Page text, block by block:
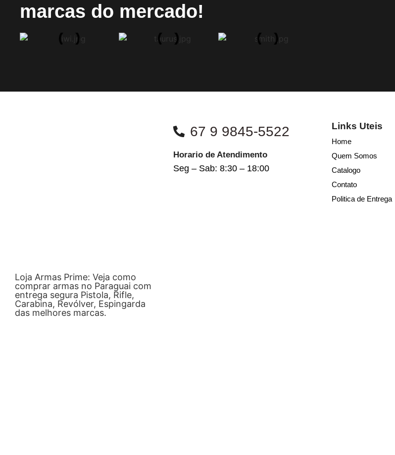
marcas do mercado!
Loja Armas Prime: Veja como
comprar armas no Paraguai com
entrega segura Pistola, Rifle,
Carabina, Revólver, Espingarda
das melhores marcas.
67 9 9845-5522
Horario de Atendimento
Seg – Sab: 8:30 – 18:00
Links Uteis
Home
Quem Somos
Catalogo
Contato
Politica de Entrega